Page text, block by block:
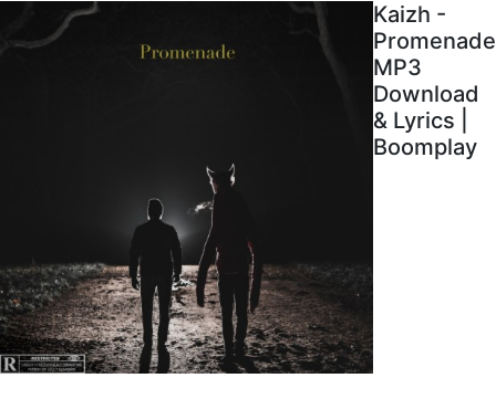
Kaizh -
Promenade
MP3
Download
& Lyrics |
Boomplay